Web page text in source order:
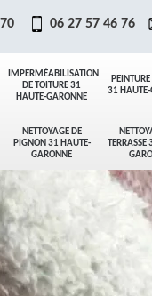
IMPERMÉABILISATION
DE TOITURE 31
HAUTE-GARONNE
31 HAUTE-
NETTOYAGE DE
PIGNON 31 HAUTE-
GARONNE
TERRASSE
06 27 57 46 76